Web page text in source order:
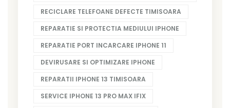
RECICLARE TELEFOANE DEFECTE TIMISOARA
REPARATIE SI PROTECTIA MEDIULUI IPHONE
REPARATIE PORT INCARCARE IPHONE 11
DEVIRUSARE SI OPTIMIZARE IPHONE
REPARATII IPHONE 13 TIMISOARA
SERVICE IPHONE 13 PRO MAX IFIX